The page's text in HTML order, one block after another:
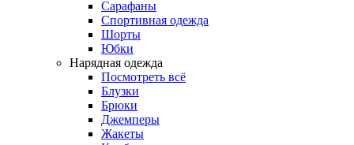
Сарафаны
Спортивная одежда
Шорты
Юбки
Нарядная одежда
Посмотреть всё
Блузки
Брюки
Джемперы
Жакеты